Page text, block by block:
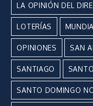
LA OPINIÓN DEL
LOTERÍAS
OPINIONES SAN
SANTIAGO
SANTO DOMINGO